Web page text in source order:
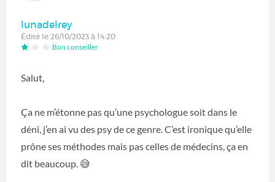
lunadelrey
Édité le 26/10/2023 à 14:20
Bon conseiller
Salut,
Ça ne m’étonne pas qu’une psychologue soit dans le
déni, j’en ai vu des psy de ce genre. C’est ironique qu’elle
prône ses méthodes mais pas celles de médecins, ça en
dit beaucoup. 😅